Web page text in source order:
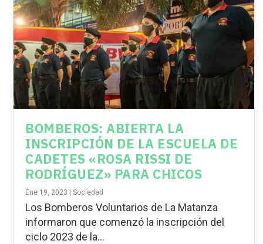
BOMBEROS: ABIERTA LA
INSCRIPCIÓN DE LA ESCUELA DE
CADETES «ROSA RISSI DE
RODRÍGUEZ» PARA CHICOS
Ene 19, 2023 |Sociedad
Los Bomberos Voluntarios de La Matanza
informaron que comenzó la inscripción del
ciclo 2023 de la...